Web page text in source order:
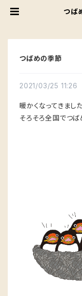
つば
つばめの季節
2021/03/25 11:26
暖かくなってきまし
そろそろ全国でつ